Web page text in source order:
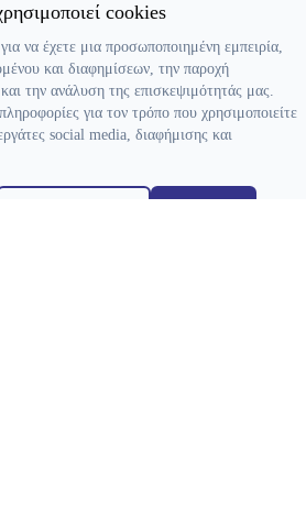
cookies
να έχετε μια προσωποποιημένη εμπειρία,
και διαφημίσεων, την παροχή
την ανάλυση της επισκεψιμότητάς μας.
για τον τρόπο που χρησιμοποιείτε
social media, διαφήμισης και